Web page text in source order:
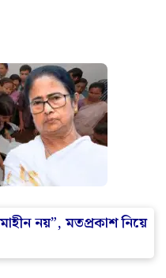
নয়”, মতপ্রকাশ নিয়ে